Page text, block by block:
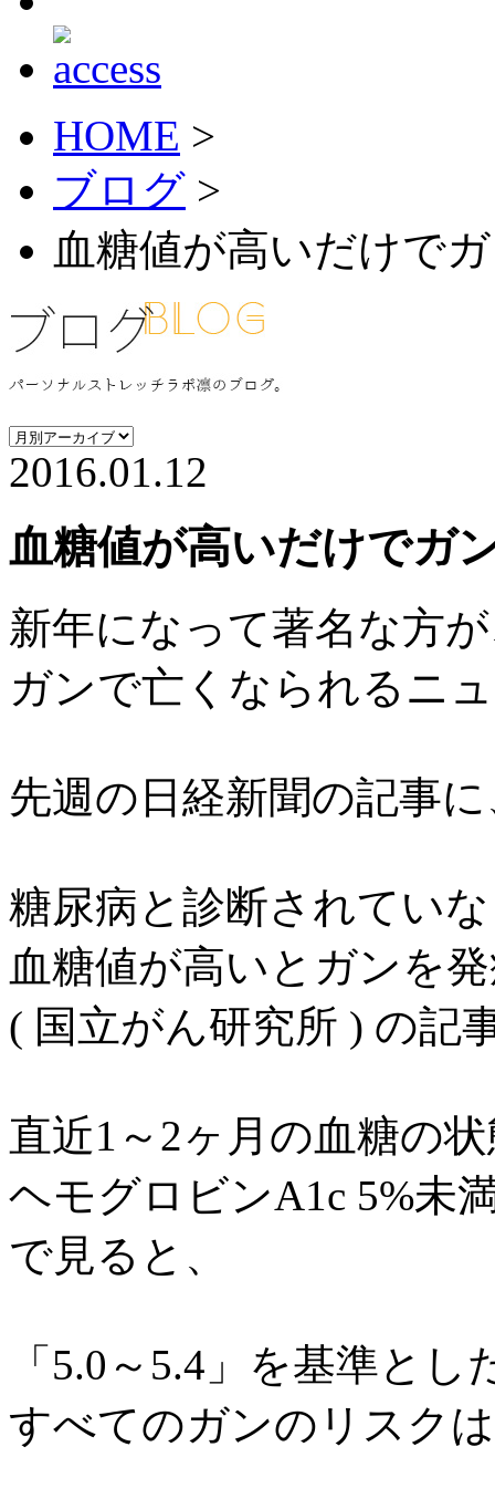
HOME >
ブログ >
血糖値が高いだけで
2016.01.12
血糖値が高いだけでガ
新年になって著名な方
ガンで亡くなられるニ
先週の日経新聞の記事
糖尿病と診断されてい
血糖値が高いとガンを
( 国立がん研究所 ) の記
直近1～2ヶ月の血糖の
ヘモグロビンA1c 5%未
で見ると、
「5.0～5.4」を基準とし
すべてのガンのリスク